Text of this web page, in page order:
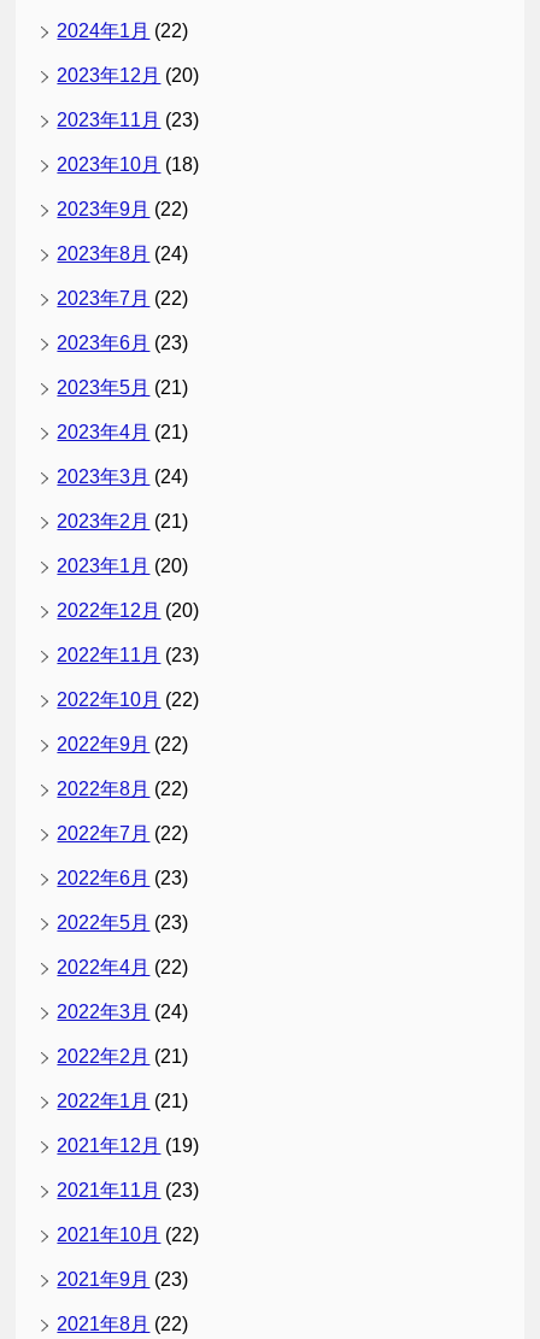
2024年1月 (22)
2023年12月 (20)
2023年11月 (23)
2023年10月 (18)
2023年9月 (22)
2023年8月 (24)
2023年7月 (22)
2023年6月 (23)
2023年5月 (21)
2023年4月 (21)
2023年3月 (24)
2023年2月 (21)
2023年1月 (20)
2022年12月 (20)
2022年11月 (23)
2022年10月 (22)
2022年9月 (22)
2022年8月 (22)
2022年7月 (22)
2022年6月 (23)
2022年5月 (23)
2022年4月 (22)
2022年3月 (24)
2022年2月 (21)
2022年1月 (21)
2021年12月 (19)
2021年11月 (23)
2021年10月 (22)
2021年9月 (23)
2021年8月 (22)